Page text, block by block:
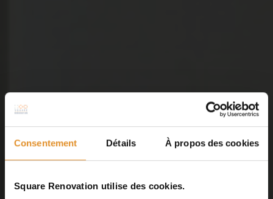
Consentement Détails À propos des cookies
Square Renovation utilise des cookies.